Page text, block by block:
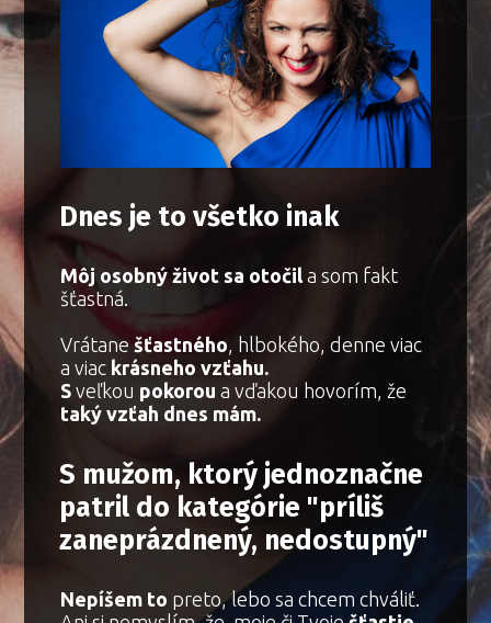
Dnes je to všetko inak
Môj osobný život sa otočil a som fakt
šťastná.
Vrátanešťastného, hlbokého, denne viac
a viackrásneho vzťahu.
Sveľkou pokorou a vďakou hovorím, že
taký vzťah dnes mám.
S mužom, ktorý jednoznačne
patril do kategórie "príliš
zaneprázdnený, nedostupný"
Nepíšem to preto, lebo sa chcem chváliť.